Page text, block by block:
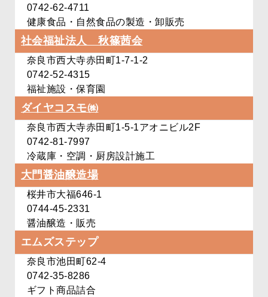
0742-62-4711
健康食品・自然食品の製造・卸販売
社会福祉法人 秋篠茜会
奈良市西大寺赤田町1-7-1-2
0742-52-4315
福祉施設・保育園
ダイヤコスモ㈱
奈良市西大寺赤田町1-5-1アオニビル2F
0742-81-7997
冷蔵庫・空調・厨房設計施工
大門醤油醸造場
桜井市大福646-1
0744-45-2331
醤油醸造・販売
エムズステップ
奈良市池田町62-4
0742-35-8286
ギフト商品詰合